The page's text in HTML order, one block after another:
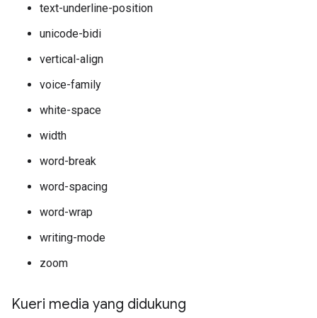
text-underline-position
unicode-bidi
vertical-align
voice-family
white-space
width
word-break
word-spacing
word-wrap
writing-mode
zoom
Kueri media yang didukung